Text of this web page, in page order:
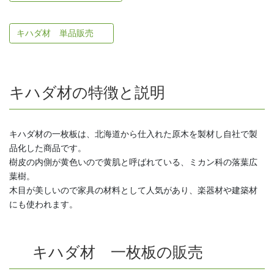
キハダ材 単品販売
キハダ材の特徴と説明
キハダ材の一枚板は、北海道から仕入れた原木を製材し自社で製
品化した商品です。
樹皮の内側が黄色いので黄肌と呼ばれている、ミカン科の落葉広
葉樹。
木目が美しいので家具の材料として人気があり、楽器材や建築材
にも使われます。
キハダ材 一枚板の販売